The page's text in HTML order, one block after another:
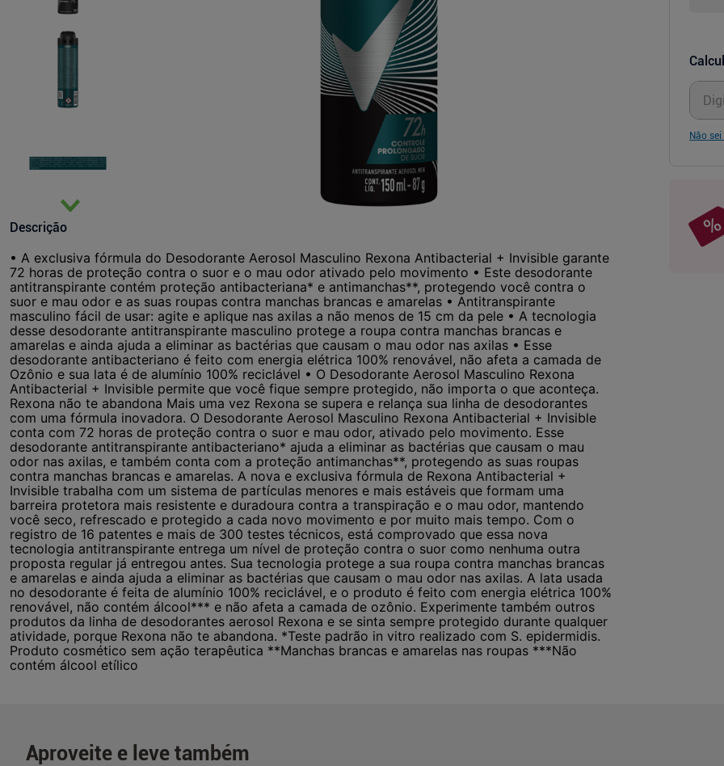
Descrição
• A exclusiva fórmula do Desodorante Aerosol Masculino Rexona Antibacterial + Invisible garante
72 horas de proteção contra o suor e o mau odor ativado pelo movimento • Este desodorante
antitranspirante contém proteção antibacteriana* e antimanchas**, protegendo você contra o
suor e mau odor e as suas roupas contra manchas brancas e amarelas • Antitranspirante
masculino fácil de usar: agite e aplique nas axilas a não menos de 15 cm da pele • A tecnologia
desse desodorante antitranspirante masculino protege a roupa contra manchas brancas e
amarelas e ainda ajuda a eliminar as bactérias que causam o mau odor nas axilas • Esse
desodorante antibacteriano é feito com energia elétrica 100% renovável, não afeta a camada de
Ozônio e sua lata é de alumínio 100% reciclável • O Desodorante Aerosol Masculino Rexona
Antibacterial + Invisible permite que você fique sempre protegido, não importa o que aconteça.
Rexona não te abandona Mais uma vez Rexona se supera e relança sua linha de desodorantes
com uma fórmula inovadora. O Desodorante Aerosol Masculino Rexona Antibacterial + Invisible
conta com 72 horas de proteção contra o suor e mau odor, ativado pelo movimento. Esse
desodorante antitranspirante antibacteriano* ajuda a eliminar as bactérias que causam o mau
odor nas axilas, e também conta com a proteção antimanchas**, protegendo as suas roupas
contra manchas brancas e amarelas. A nova e exclusiva fórmula de Rexona Antibacterial +
Invisible trabalha com um sistema de partículas menores e mais estáveis que formam uma
barreira protetora mais resistente e duradoura contra a transpiração e o mau odor, mantendo
você seco, refrescado e protegido a cada novo movimento e por muito mais tempo. Com o
registro de 16 patentes e mais de 300 testes técnicos, está comprovado que essa nova
tecnologia antitranspirante entrega um nível de proteção contra o suor como nenhuma outra
proposta regular já entregou antes. Sua tecnologia protege a sua roupa contra manchas brancas
e amarelas e ainda ajuda a eliminar as bactérias que causam o mau odor nas axilas. A lata usada
no desodorante é feita de alumínio 100% reciclável, e o produto é feito com energia elétrica 100%
renovável, não contém álcool*** e não afeta a camada de ozônio. Experimente também outros
produtos da linha de desodorantes aerosol Rexona e se sinta sempre protegido durante qualquer
atividade, porque Rexona não te abandona. *Teste padrão in vitro realizado com S. epidermidis.
Produto cosmético sem ação terapêutica **Manchas brancas e amarelas nas roupas ***Não
contém álcool etílico
Não sei
Aproveite e leve também